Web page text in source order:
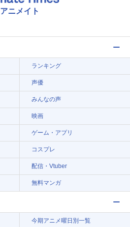
アニメイト
ランキング
声優
みんなの声
映画
ゲーム・アプリ
コスプレ
配信・Vtuber
無料マンガ
今期アニメ曜日別一覧